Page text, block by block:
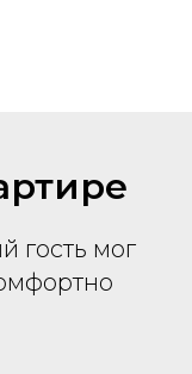
гость мог